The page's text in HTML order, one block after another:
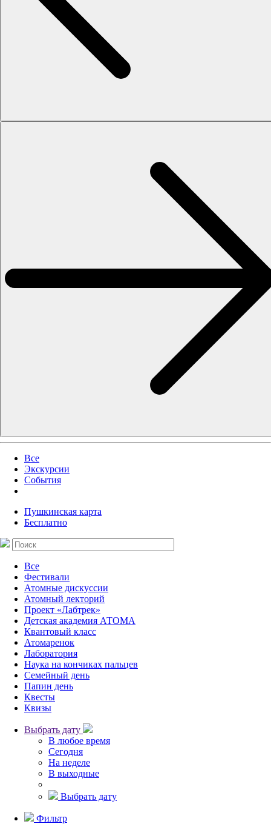
Все
Экскурсии
События
Пушкинская карта
Бесплатно
Все
Фестивали
Атомные дискуссии
Атомный лекторий
Проект «Лабтрек»
Детская академия АТОМА
Квантовый класс
Атомаренок
Лаборатория
Наука на кончиках пальцев
Семейный день
Папин день
Квесты
Квизы
Выбрать дату
В любое время
Сегодня
На неделе
В выходные
Выбрать дату
Фильтр